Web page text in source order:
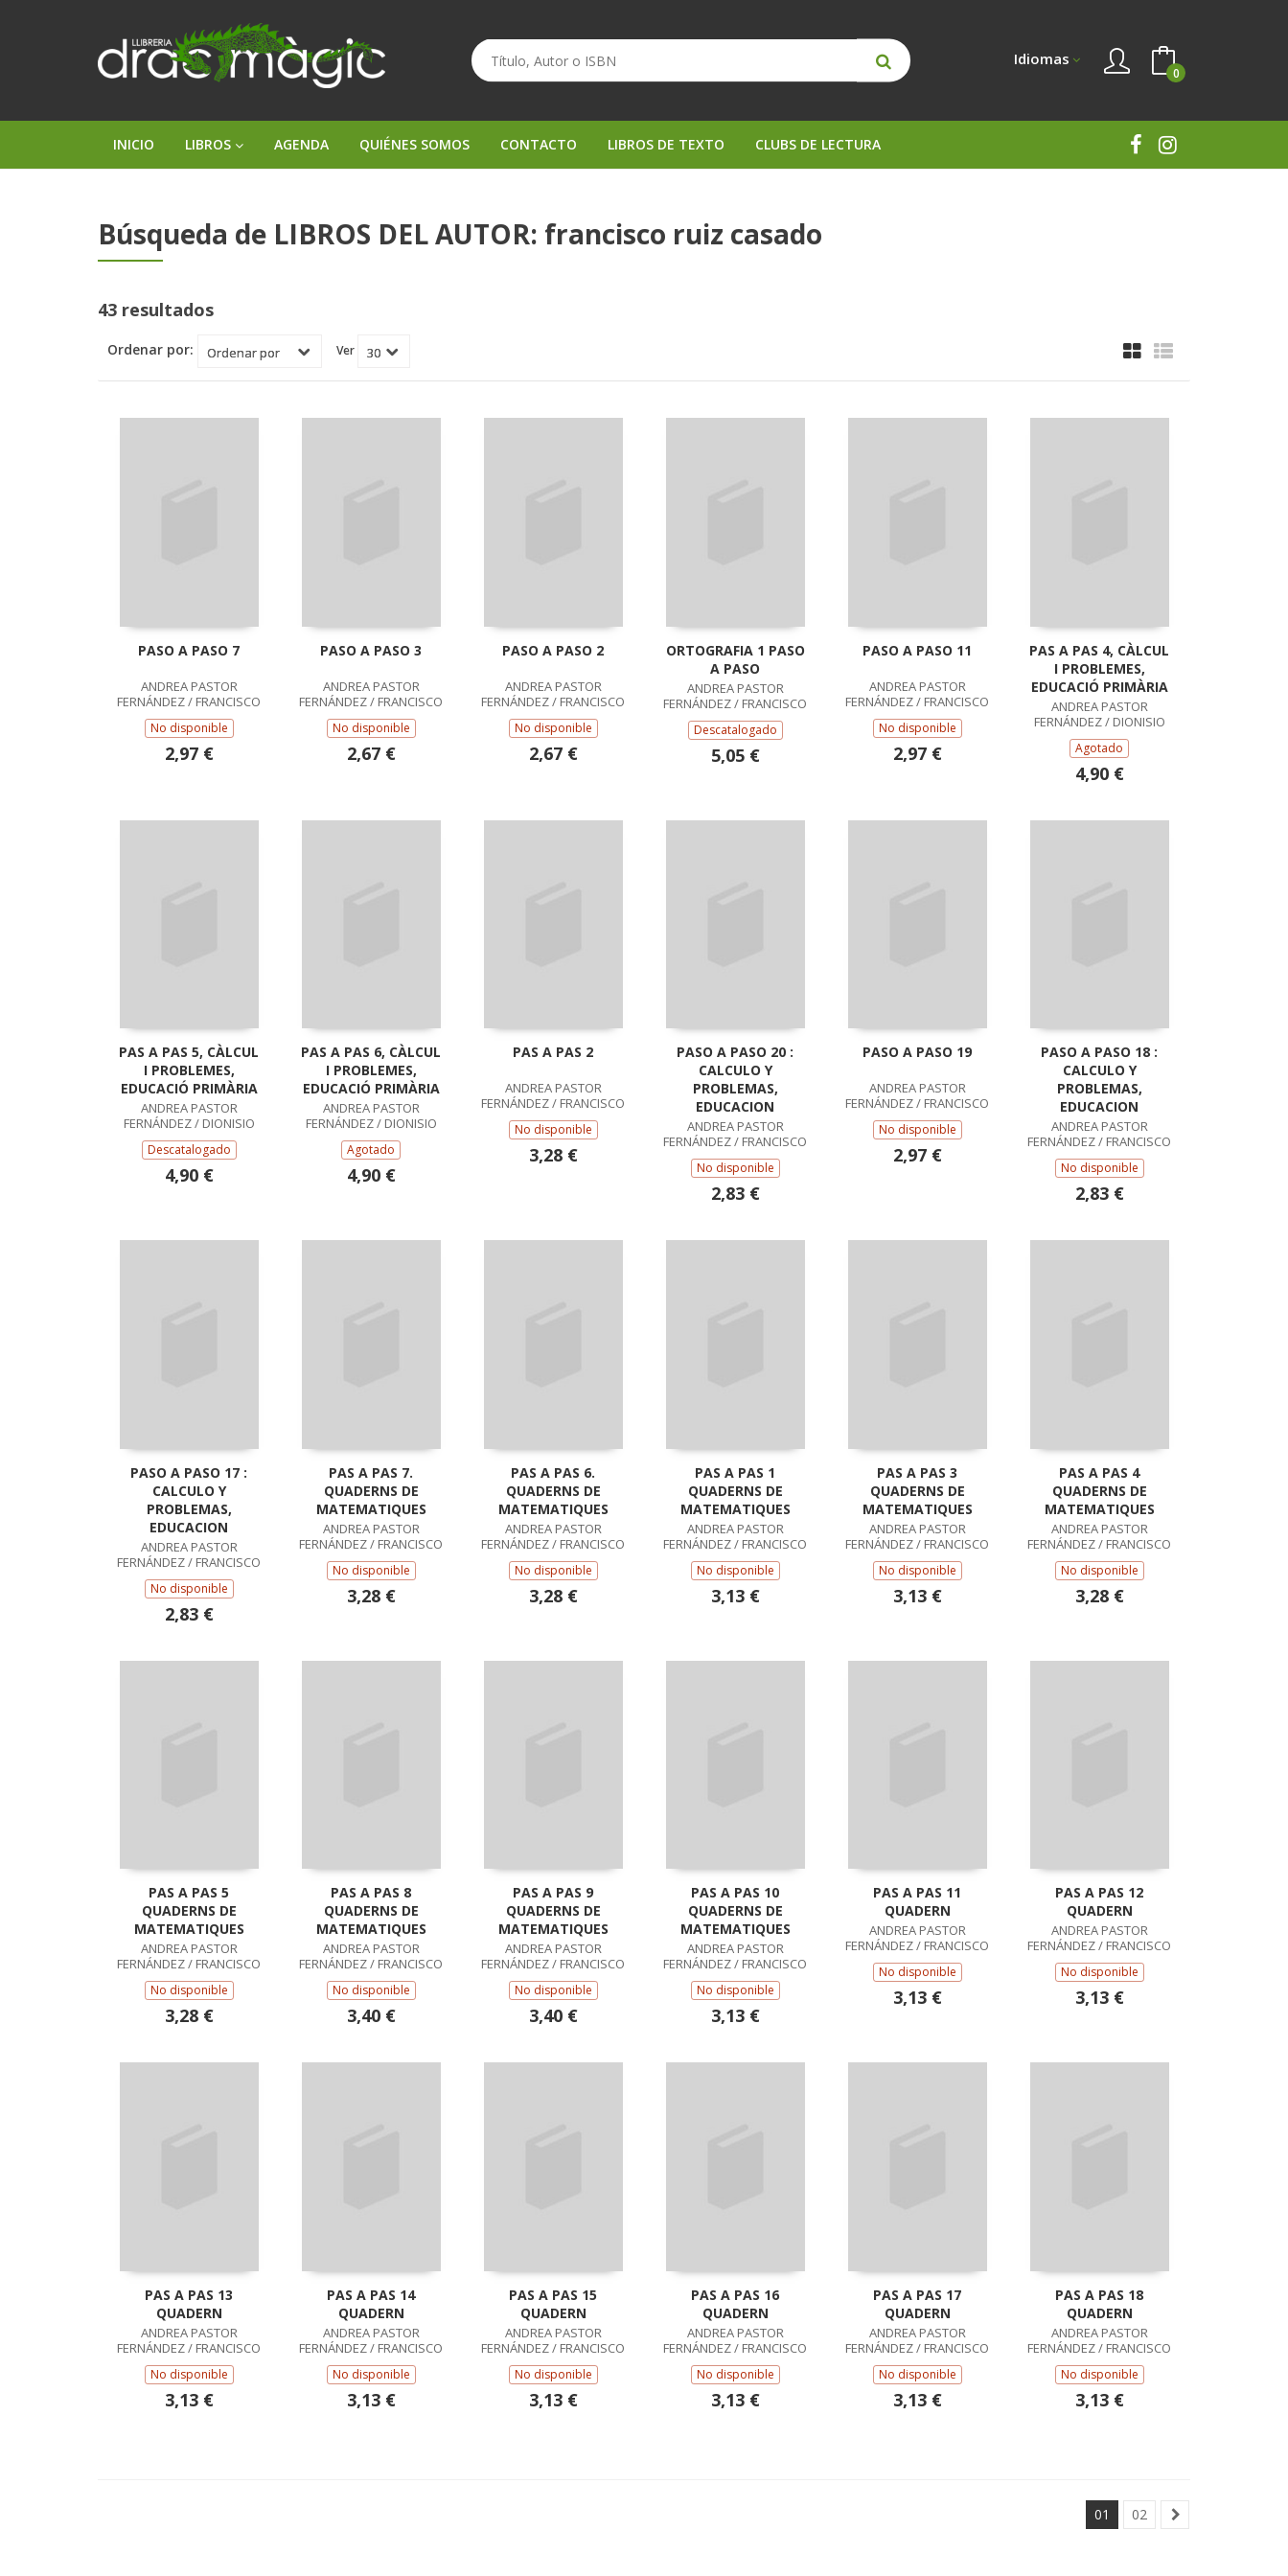
Idiomas
0
INICIO LIBROS AGENDA QUIÉNES SOMOS CONTACTO LIBROS DE TEXTO CLUBS DE LECTURA
Búsqueda de LIBROS DEL AUTOR: francisco ruiz casado
43 resultados
Ordenar por: Ver
PASO A PASO 7
ANDREA PASTOR
FERNÁNDEZ / FRANCISCO
RUIZ CASADO
No disponible
2,97 €
PASO A PASO 3
ANDREA PASTOR
FERNÁNDEZ / FRANCISCO
RUIZ CASADO
No disponible
2,67 €
PASO A PASO 2
ANDREA PASTOR
FERNÁNDEZ / FRANCISCO
RUIZ CASADO
No disponible
2,67 €
ORTOGRAFIA 1 PASO
A PASO
ANDREA PASTOR
FERNÁNDEZ / FRANCISCO
RUIZ CASADO
Descatalogado
5,05 €
PASO A PASO 11
ANDREA PASTOR
FERNÁNDEZ / FRANCISCO
RUIZ CASADO
No disponible
2,97 €
PAS A PAS 4, CÀLCUL
I PROBLEMES,
EDUCACIÓ PRIMÀRIA
ANDREA PASTOR
FERNÁNDEZ / DIONISIO
ESCOBAR PASTOR /
FRANCISCO RUIZ
CASADO
Agotado
4,90 €
PAS A PAS 5, CÀLCUL
I PROBLEMES,
EDUCACIÓ PRIMÀRIA
ANDREA PASTOR
FERNÁNDEZ / DIONISIO
ESCOBAR PASTOR /
FRANCISCO RUIZ
CASADO
Descatalogado
4,90 €
PAS A PAS 6, CÀLCUL
I PROBLEMES,
EDUCACIÓ PRIMÀRIA
ANDREA PASTOR
FERNÁNDEZ / DIONISIO
ESCOBAR PASTOR /
FRANCISCO RUIZ
CASADO
Agotado
4,90 €
PAS A PAS 2
ANDREA PASTOR
FERNÁNDEZ / FRANCISCO
RUIZ CASADO
No disponible
3,28 €
PASO A PASO 20 :
CALCULO Y
PROBLEMAS,
EDUCACION
ANDREA PASTOR
FERNÁNDEZ / FRANCISCO
RUIZ CASADO
No disponible
2,83 €
PASO A PASO 19
ANDREA PASTOR
FERNÁNDEZ / FRANCISCO
RUIZ CASADO
No disponible
2,97 €
PASO A PASO 18 :
CALCULO Y
PROBLEMAS,
EDUCACION
ANDREA PASTOR
FERNÁNDEZ / FRANCISCO
RUIZ CASADO
No disponible
2,83 €
PASO A PASO 17 :
CALCULO Y
PROBLEMAS,
EDUCACION
ANDREA PASTOR
FERNÁNDEZ / FRANCISCO
RUIZ CASADO
No disponible
2,83 €
PAS A PAS 7.
QUADERNS DE
MATEMATIQUES
ANDREA PASTOR
FERNÁNDEZ / FRANCISCO
RUIZ CASADO
No disponible
3,28 €
PAS A PAS 6.
QUADERNS DE
MATEMATIQUES
ANDREA PASTOR
FERNÁNDEZ / FRANCISCO
RUIZ CASADO
No disponible
3,28 €
PAS A PAS 1
QUADERNS DE
MATEMATIQUES
ANDREA PASTOR
FERNÁNDEZ / FRANCISCO
RUIZ CASADO
No disponible
3,13 €
PAS A PAS 3
QUADERNS DE
MATEMATIQUES
ANDREA PASTOR
FERNÁNDEZ / FRANCISCO
RUIZ CASADO
No disponible
3,13 €
PAS A PAS 4
QUADERNS DE
MATEMATIQUES
ANDREA PASTOR
FERNÁNDEZ / FRANCISCO
RUIZ CASADO
No disponible
3,28 €
PAS A PAS 5
QUADERNS DE
MATEMATIQUES
ANDREA PASTOR
FERNÁNDEZ / FRANCISCO
RUIZ CASADO
No disponible
3,28 €
PAS A PAS 8
QUADERNS DE
MATEMATIQUES
ANDREA PASTOR
FERNÁNDEZ / FRANCISCO
RUIZ CASADO
No disponible
3,40 €
PAS A PAS 9
QUADERNS DE
MATEMATIQUES
ANDREA PASTOR
FERNÁNDEZ / FRANCISCO
RUIZ CASADO
No disponible
3,40 €
PAS A PAS 10
QUADERNS DE
MATEMATIQUES
ANDREA PASTOR
FERNÁNDEZ / FRANCISCO
RUIZ CASADO
No disponible
3,13 €
PAS A PAS 11
QUADERN
ANDREA PASTOR
FERNÁNDEZ / FRANCISCO
RUIZ CASADO
No disponible
3,13 €
PAS A PAS 12
QUADERN
ANDREA PASTOR
FERNÁNDEZ / FRANCISCO
RUIZ CASADO
No disponible
3,13 €
PAS A PAS 13
QUADERN
ANDREA PASTOR
FERNÁNDEZ / FRANCISCO
RUIZ CASADO
No disponible
3,13 €
PAS A PAS 14
QUADERN
ANDREA PASTOR
FERNÁNDEZ / FRANCISCO
RUIZ CASADO
No disponible
3,13 €
PAS A PAS 15
QUADERN
ANDREA PASTOR
FERNÁNDEZ / FRANCISCO
RUIZ CASADO
No disponible
3,13 €
PAS A PAS 16
QUADERN
ANDREA PASTOR
FERNÁNDEZ / FRANCISCO
RUIZ CASADO
No disponible
3,13 €
PAS A PAS 17
QUADERN
ANDREA PASTOR
FERNÁNDEZ / FRANCISCO
RUIZ CASADO
No disponible
3,13 €
PAS A PAS 18
QUADERN
ANDREA PASTOR
FERNÁNDEZ / FRANCISCO
RUIZ CASADO
No disponible
3,13 €
01 02